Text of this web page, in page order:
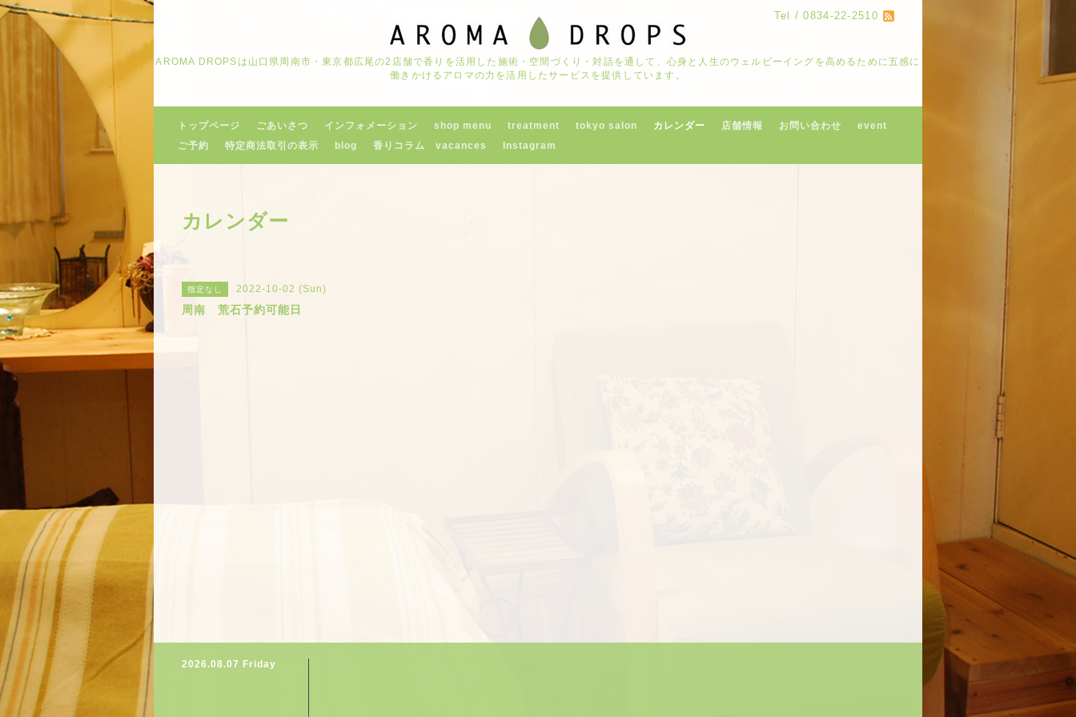
Tel / 0834-22-2510
AROMA DROPSは山口県周南市・東京都広尾の2店舗で香りを活用した施術・空間づくり・対話を通して、心身と人生のウェルビーイングを高めるために五感に
働きかけるアロマの力を活用したサービスを提供しています。
トップページ ごあいさつ インフォメーション shop menu treatment tokyo salon カレンダー 店舗情報 お問い合わせ
event
ご予約
特定商法取引の表示 blog 香りコラム vacances Instagram
カレンダー
指定なし 2022-10-02 (Sun)
周南 荒石予約可能日
2026.08.07 Friday